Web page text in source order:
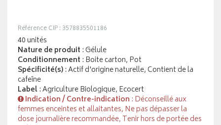
Référence CIP : 3578835501186
40 unités
Nature de produit : Gélule
Conditionnement : Boite carton, Pot
Spécificité(s): Actif d'origine naturelle, Contient de la
cafeïne
Label: Agriculture Biologique, Ecocert
Indication / Contre-indication : Déconseillé aux
femmes enceintes et allaitantes, Ne pas dépasser la
dose journalière recommandée, Tenir hors de portée des